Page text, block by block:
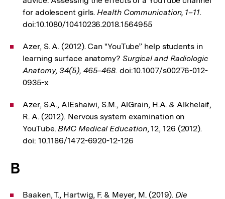
for adolescent girls. Health Communication, 1–11.
doi:10.1080/10410236.2018.1564955
Azer, S. A. (2012). Can "YouTube” help students in
learning surface anatomy? Surgical and Radiologic
Anatomy, 34(5), 465–468. doi:10.1007/s00276-012-
0935-x
Azer, S.A., AlEshaiwi, S.M., AlGrain, H.A. &Alkhelaif,
R. A. (2012). Nervous system examination on
YouTube.BMC Medical Education, 12, 126 (2012).
doi: 10.1186/1472-6920-12-126
B
Baaken, T., Hartwig, F. & Meyer, M. (2019).Die